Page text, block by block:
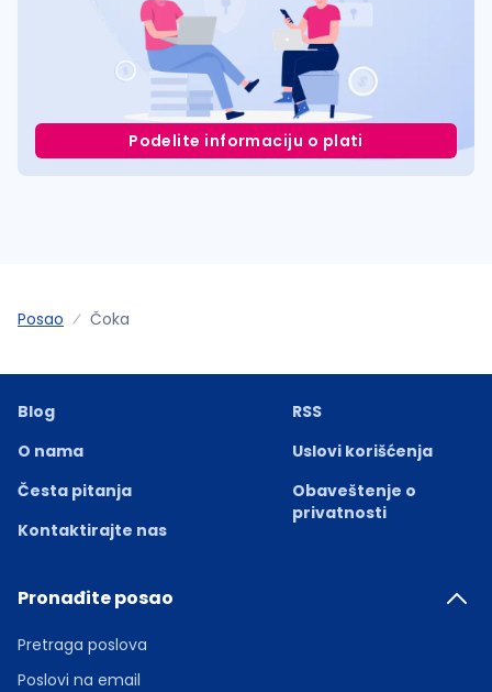
Podelite informaciju o plati
Posao Čoka
Blog
O nama
Česta pitanja
Kontaktirajte nas
RSS
Uslovi korišćenja
Obaveštenje o
privatnosti
Pronađite posao
Pretraga poslova
Poslovi na email